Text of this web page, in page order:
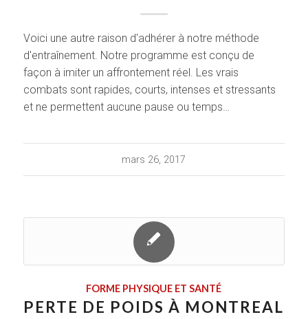
Voici une autre raison d'adhérer à notre méthode
d'entraînement. Notre programme est conçu de
façon à imiter un affrontement réel. Les vrais
combats sont rapides, courts, intenses et stressants
et ne permettent aucune pause ou temps…
mars 26, 2017
FORME PHYSIQUE ET SANTÉ
PERTE DE POIDS À MONTREAL